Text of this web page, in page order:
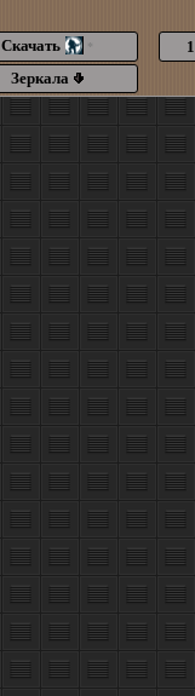
Скачать *
Зеркала